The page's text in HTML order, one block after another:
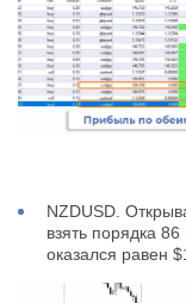
NZDUSD.
взять порядка
оказался равен